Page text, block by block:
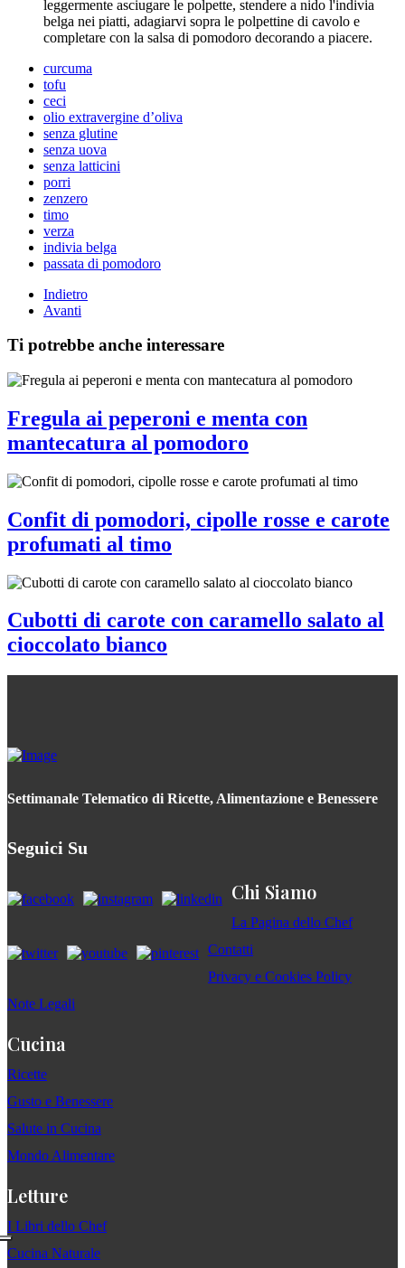
leggermente asciugare le polpette, stendere a nido l'indivia
belga nei piatti, adagiarvi sopra le polpettine di cavolo e
completare con la salsa di pomodoro decorando a piacere.
curcuma
tofu
ceci
olio extravergine d’oliva
senza glutine
senza uova
senza latticini
porri
zenzero
timo
verza
indivia belga
passata di pomodoro
Indietro
Avanti
Ti potrebbe anche interessare
Fregula ai peperoni e menta con
mantecatura al pomodoro
Confit di pomodori, cipolle rosse e carote
profumati al timo
Cubotti di carote con caramello salato al
cioccolato bianco
Settimanale Telematico di Ricette, Alimentazione e Benessere
Seguici Su
Chi Siamo
La Pagina dello Chef
Contatti
Privacy e Cookies Policy
Note Legali
Cucina
Ricette
Gusto e Benessere
Salute in Cucina
Mondo Alimentare
Letture
I Libri dello Chef
Cucina Naturale